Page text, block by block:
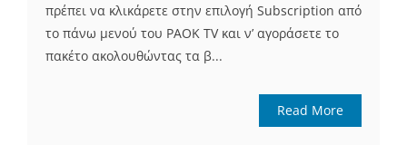
πρέπει να κλικάρετε στην επιλογή Subscription από
το πάνω μενού του PAΟK TV και ν’ αγοράσετε το
πακέτο ακολουθώντας τα β...
Read More